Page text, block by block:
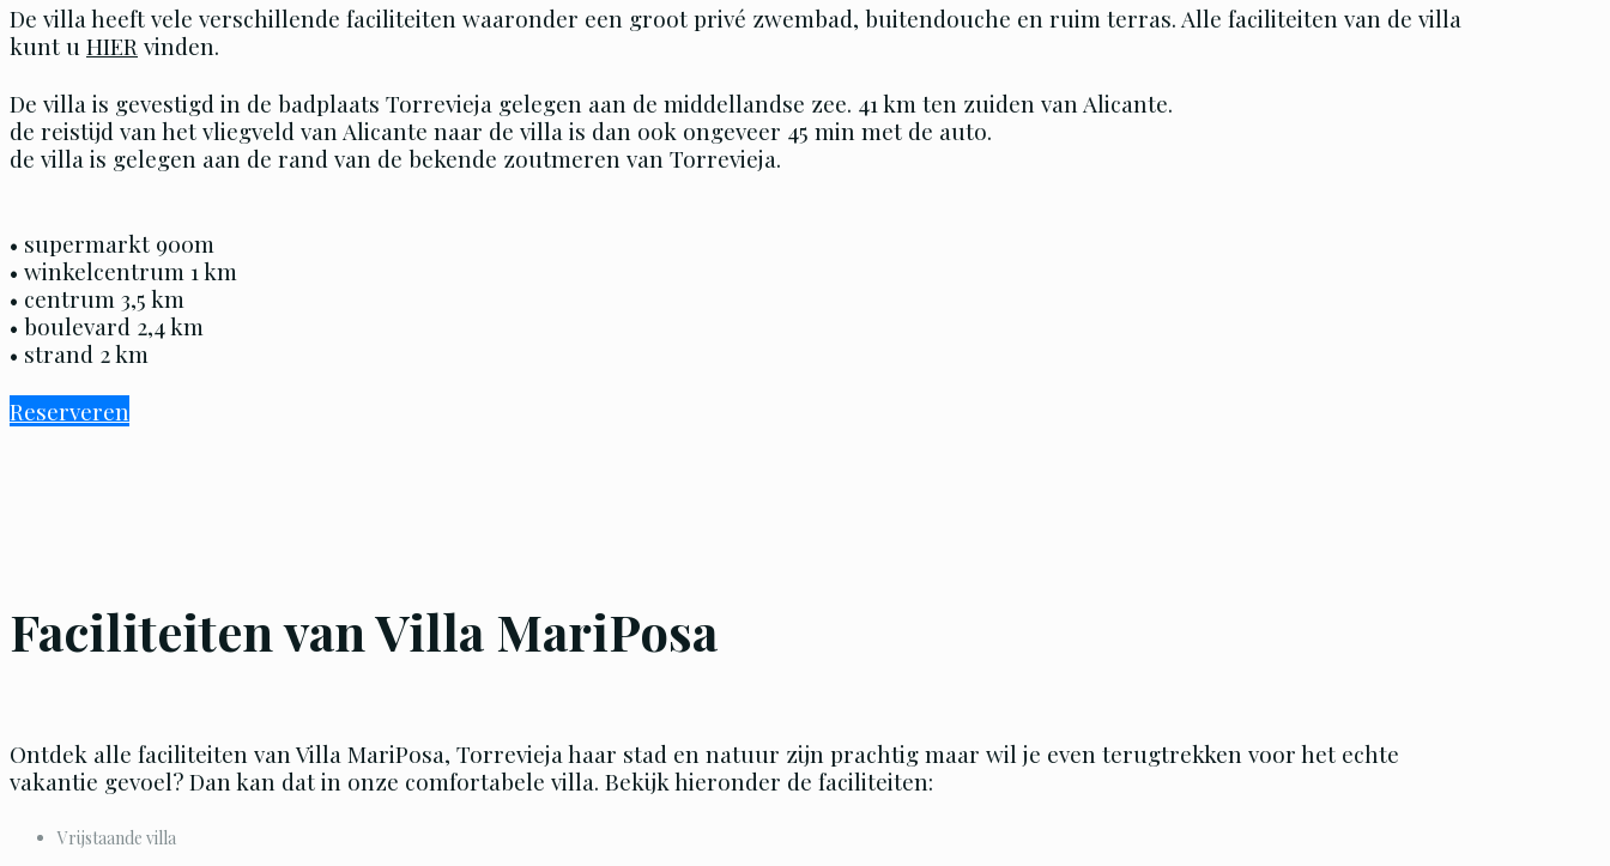
De villa heeft vele verschillende faciliteiten waaronder een groot privé zwembad, buitendouche en ruim terras. Alle faciliteiten van de villa
kunt u HIER vinden.
De villa is gevestigd in de badplaats Torrevieja gelegen aan de middellandse zee. 41 km ten zuiden van Alicante.
de reistijd van het vliegveld van Alicante naar de villa is dan ook ongeveer 45 min met de auto.
de villa is gelegen aan de rand van de bekende zoutmeren van Torrevieja.
• supermarkt 900m
• winkelcentrum 1 km
• centrum 3,5 km
• boulevard 2,4 km
• strand 2 km
Reserveren
Faciliteiten van Villa MariPosa
Ontdek alle faciliteiten van Villa MariPosa, Torrevieja haar stad en natuur zijn prachtig maar wil je even terugtrekken voor het echte
vakantie gevoel? Dan kan dat in onze comfortabele villa. Bekijk hieronder de faciliteiten:
Vrijstaande villa